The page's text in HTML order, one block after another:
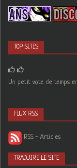
TOP SITES
Un petit vote de temps
FLUX RSS
RSS - Articles
TRADUIRE LE SITE